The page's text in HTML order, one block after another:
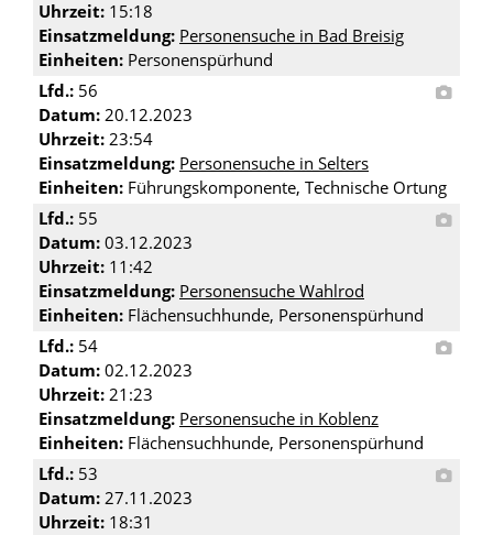
Uhrzeit: 15:18
Einsatzmeldung: Personensuche in Bad Breisig
Einheiten: Personenspürhund
Lfd.: 56
Datum: 20.12.2023
Uhrzeit: 23:54
Einsatzmeldung: Personensuche in Selters
Einheiten: Führungskomponente, Technische Ortung
Lfd.: 55
Datum: 03.12.2023
Uhrzeit: 11:42
Einsatzmeldung: Personensuche Wahlrod
Einheiten: Flächensuchhunde, Personenspürhund
Lfd.: 54
Datum: 02.12.2023
Uhrzeit: 21:23
Einsatzmeldung: Personensuche in Koblenz
Einheiten: Flächensuchhunde, Personenspürhund
Lfd.: 53
Datum: 27.11.2023
Uhrzeit: 18:31